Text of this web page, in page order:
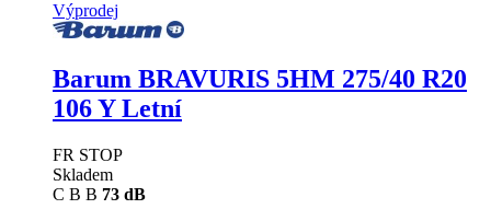
Výprodej
Barum BRAVURIS 5HM 275/40 R20
106 Y Letní
FR STOP
Skladem
C B B 73 dB